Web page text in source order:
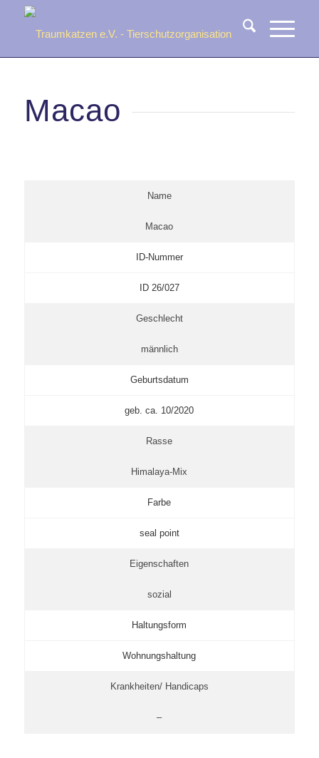
Macao
Name
Macao
ID-Nummer
ID 26/027
Geschlecht
männlich
Geburtsdatum
geb. ca. 10/2020
Rasse
Himalaya-Mix
Farbe
seal point
Eigenschaften
sozial
Haltungsform
Wohnungshaltung
Krankheiten/ Handicaps
–